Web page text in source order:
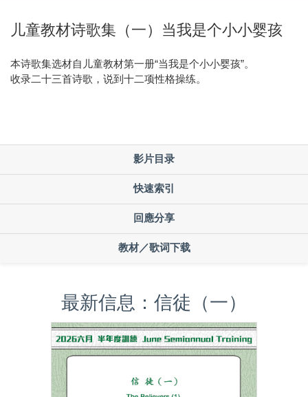
儿童教材诗歌集（一）当我是个小小婴孩
本诗歌集选材自儿童教材第一册“当我是个小小婴孩”。
收录二十三首诗歌，说到十二项性格操练。
影片目录
快速索引
回應分享
教材／歌词下载
最新信息：信徒（一）